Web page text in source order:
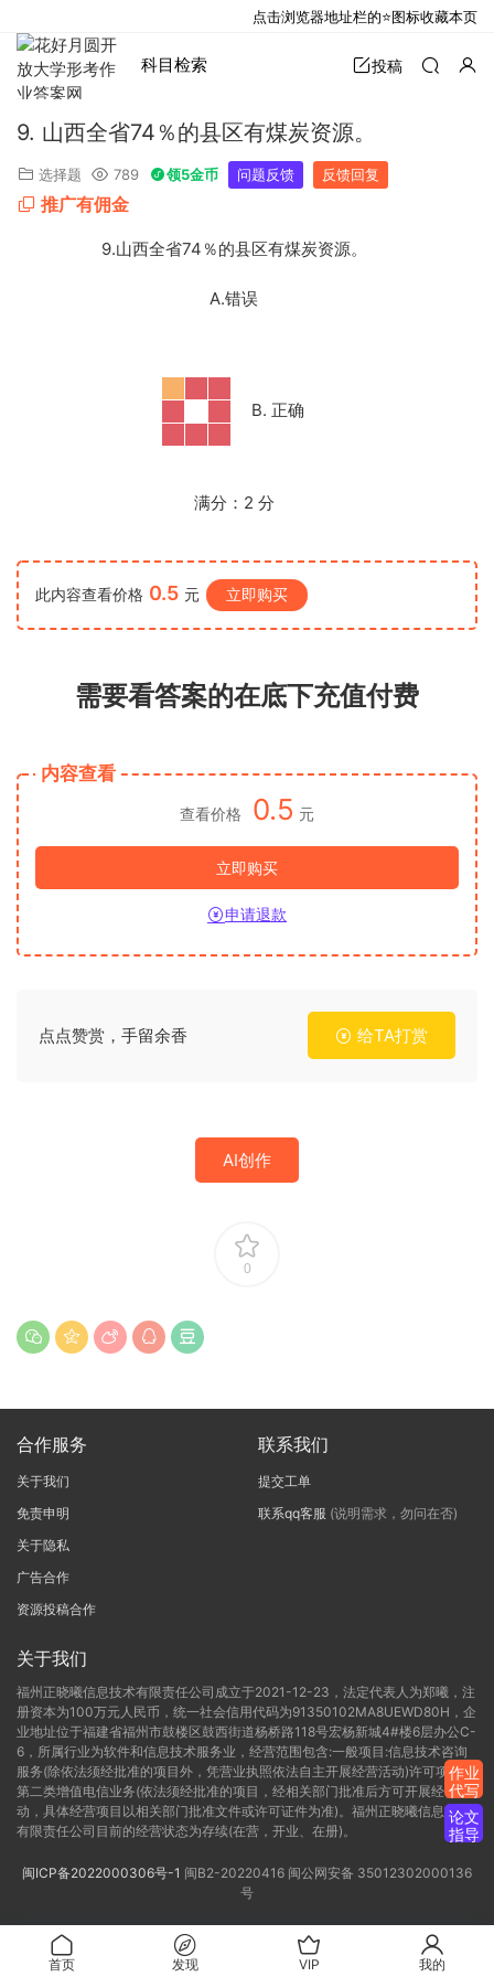
科目检索 投稿
9. 山西全省74％的县区有煤炭资源。
选择题 789 领5金币 问题反馈 反馈回复
推广有佣金
9.山西全省74％的县区有煤炭资源。
A.错误
B. 正确
满分： 2 分
此内容查看价格 0.5 元 立即购买
需要看答案的在底下充值付费
内容查看
查看价格 0.5 元
立即购买
申请退款
点点赞赏，手留余香 给TA打赏
AI创作
0
合作服务
关于我们
免责申明
关于隐私
广告合作
资源投稿合作
联系我们
提交工单
联系qq客服 (说明需求，勿问在否)
关于我们
福州正晓曦信息技术有限责任公司成立于2021-12-23，法定代表人为郑曦，注
册资本为100万元人民币，统一社会信用代码为91350102MA8UEWD80H，企
业地址位于福建省福州市鼓楼区鼓西街道杨桥路118号宏杨新城4#楼6层办公C-
6，所属行业为软件和信息技术服务业，经营范围包含:一般项目:信息技术咨询
服务(除依法须经批准的项目外，凭营业执照依法自主开展经营活动)许可项目:
第二类增值电信业务(依法须经批准的项目，经相关部门批准后方可开展经营活
动，具体经营项目以相关部门批准文件或许可证件为准)。福州正晓曦信息技术
有限责任公司目前的经营状态为存续(在营，开业、在册)。
闽ICP备2022000306号-1 闽B2-20220416 闽公网安备 35012302000136
号
点击浏览器地址栏的⭐图标收藏本页
作业
代写
论文
指导
首页 发现 VIP 我的